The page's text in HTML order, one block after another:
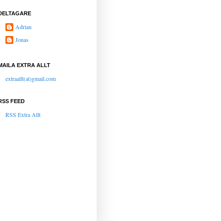
Adrian
Jonas
EXTRA ALLT
extraallt(at)gmail.com
FEED
RSS Extra Allt